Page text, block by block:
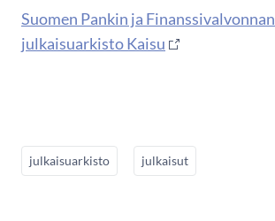
Suomen Pankin ja Finanssivalvonnan
julkaisuarkisto Kaisu
julkaisuarkisto julkaisut